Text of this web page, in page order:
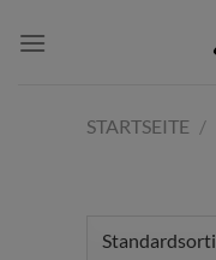
Inhalt
STARTSEITE /